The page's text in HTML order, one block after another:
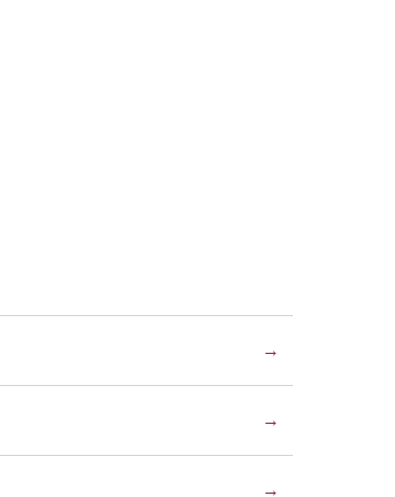
→
→
→